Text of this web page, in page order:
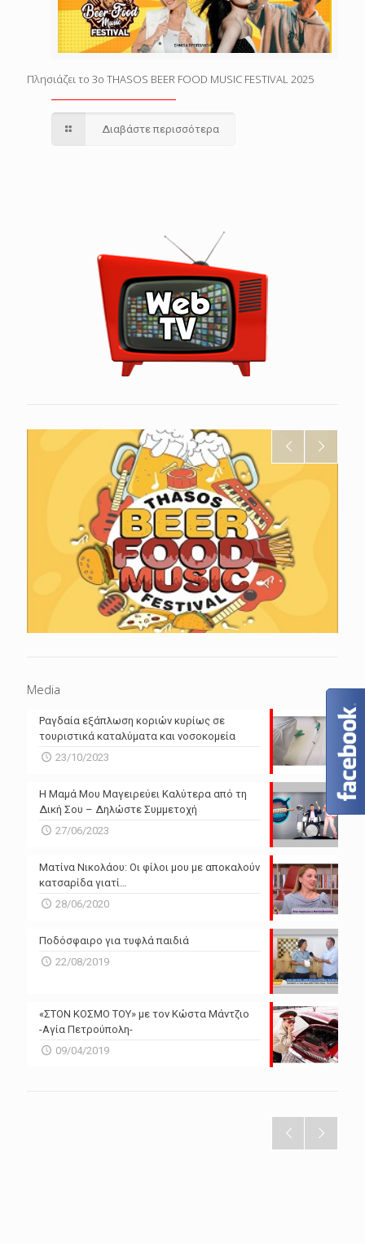
Πλησιάζει το 3o THASOS BEER FOOD MUSIC FESTIVAL 2025
Διαβάστε περισσότερα
Media
Ραγδαία εξάπλωση κοριών κυρίως σε
τουριστικά καταλύματα και νοσοκομεία
23/10/2023
Η Μαμά Μου Μαγειρεύει Καλύτερα από τη
Δική Σου – Δηλώστε Συμμετοχή
27/06/2023
Ματίνα Νικολάου: Οι φίλοι μου με αποκαλούν
κατσαρίδα γιατί…
28/06/2020
Ποδόσφαιρο για τυφλά παιδιά
22/08/2019
«ΣΤΟΝ ΚΟΣΜΟ ΤΟΥ» με τον Κώστα Μάντζιο
-Αγία Πετρούπολη-
09/04/2019